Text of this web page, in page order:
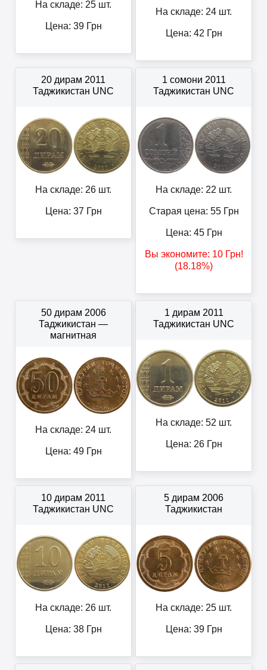
На складе: 25 шт.
Цена: 39Грн
На складе: 24 шт.
Цена: 42 Грн
20 дирам 2011
Таджикистан UNC
На складе: 26 шт.
Цена: 37 Грн
1 сомони 2011
Таджикистан UNC
На складе: 22 шт.
Старая цена: 55Грн
Цена: 45Грн
Вы экономите: 10Грн!
(18.18%)
50 дирам 2006
Таджикистан —
магнитная
На складе: 24 шт.
Цена: 49Грн
1 дирам 2011
Таджикистан UNC
На складе: 52 шт.
Цена: 26Грн
10 дирам 2011
Таджикистан UNC
На складе: 26 шт.
Цена: 38Грн
5 дирам 2006
Таджикистан
На складе: 25 шт.
Цена: 39Грн